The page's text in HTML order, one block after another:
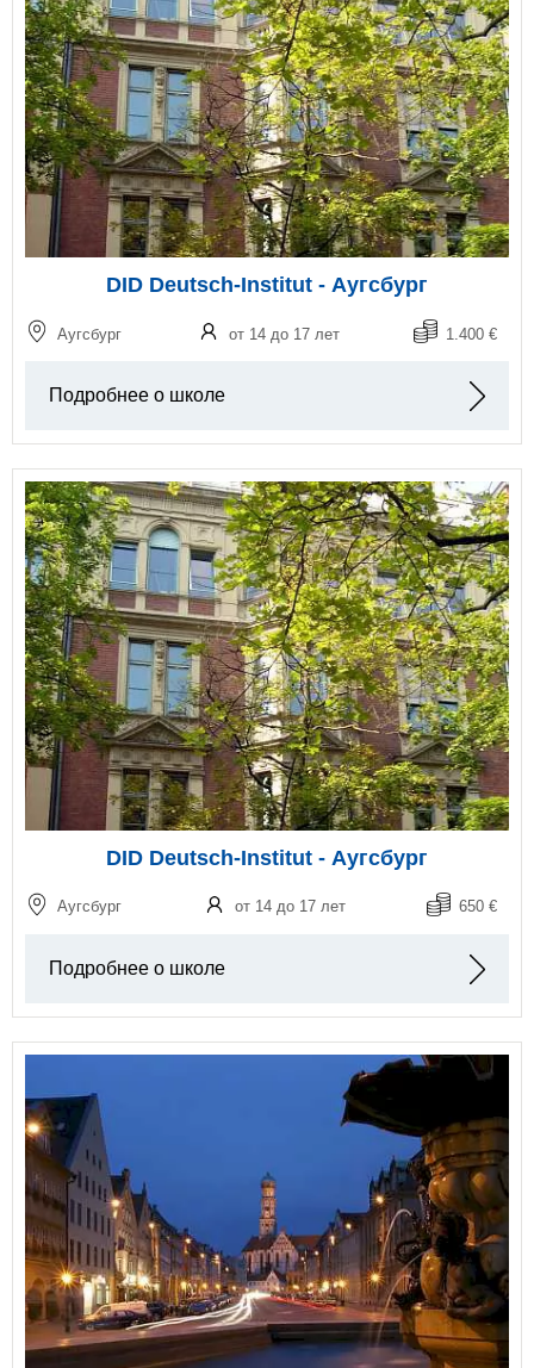
DID Deutsch-Institut - Аугсбург
Аугсбург от 14 до 17 лет 1.400 €
Подробнее о школе
DID Deutsch-Institut - Аугсбург
Аугсбург от 14 до 17 лет 650 €
Подробнее о школе